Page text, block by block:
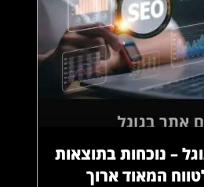
– נוכחות בתוצאות
המאוד ארוך